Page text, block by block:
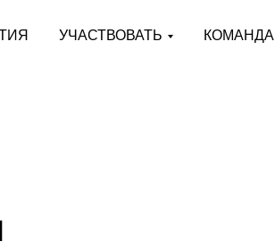
УЧАСТВОВАТЬ КОМАНДА